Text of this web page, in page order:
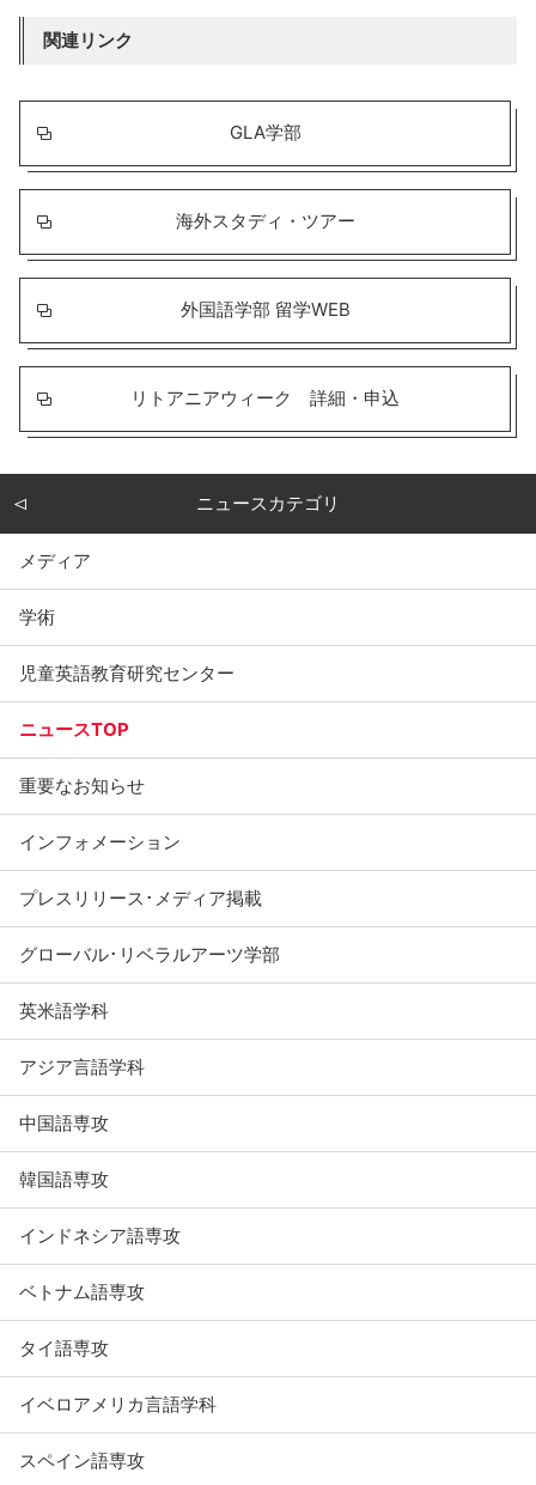
関連リンク
GLA学部
海外スタディ・ツアー
外国語学部 留学WEB
リトアニアウィーク 詳細・申込
ニュースカテゴリ
メディア
学術
児童英語教育研究センター
ニュースTOP
重要なお知らせ
インフォメーション
プレスリリース･メディア掲載
グローバル･リベラルアーツ学部
英米語学科
アジア言語学科
中国語専攻
韓国語専攻
インドネシア語専攻
ベトナム語専攻
タイ語専攻
イベロアメリカ言語学科
スペイン語専攻